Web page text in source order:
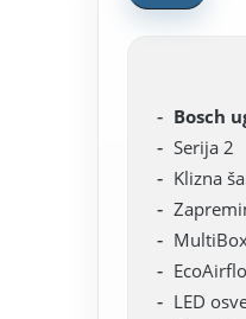
Bosch
Serija 2
Klizna
LED